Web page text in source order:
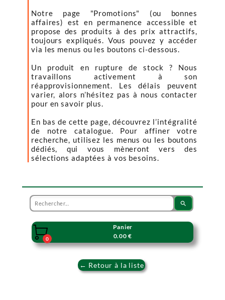
Notre page "Promotions" (ou bonnes
affaires) est en permanence accessible et
propose des produits à des prix attractifs,
toujours expliqués. Vous pouvez y accéder
via les menus ou les boutons ci-dessous.
Un produit en rupture de stock ? Nous
travaillons activement à son
réapprovisionnement. Les délais peuvent
varier, alors n’hésitez pas à nous contacter
pour en savoir plus.
En bas de cette page, découvrez l’intégralité
de notre catalogue. Pour affiner votre
recherche, utilisez les menus ou les boutons
dédiés, qui vous mèneront vers des
sélections adaptées à vos besoins.
search

0
Panier
0.00 €
← Retour à la liste